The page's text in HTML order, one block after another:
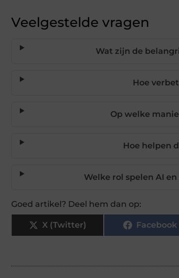
Veelgestelde vragen
Wat zijn de
Hoe
Op welke
Hoe helpen
Welke rol spelen AI
Goed artikel? Deel hem dan op:
X (Twitter) Facebook